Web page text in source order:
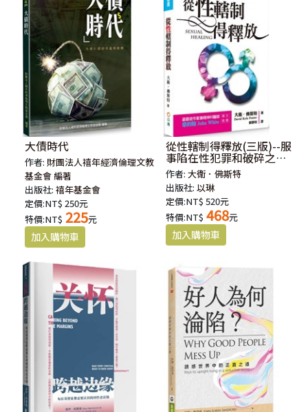
大債時代
作者: 財團法人禧年經濟倫理文教
基金會 編著
出版社:禧年基金會
定價:NT$ 250元
特價:NT$ 225元
從性轄制得釋放(三版)--服
事陷在性犯罪和破碎之人
的參考指南
作者:大衛．佛斯特
出版社:以琳
定價:NT$ 520元
特價:NT$ 468元